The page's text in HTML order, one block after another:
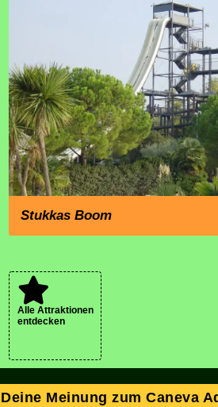
Stukkas Boom
Alle Attraktionen
entdecken
Deine Meinung zum Caneva